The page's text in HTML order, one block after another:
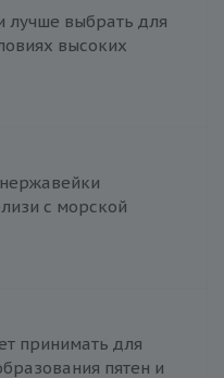
лучше выбрать для
высоких
с морской
принимать для
пятен и